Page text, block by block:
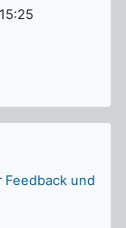
Feedback und